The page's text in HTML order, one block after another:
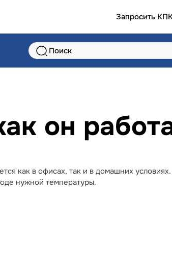
Запросить КП
он
как в офисах, так и в домашних
нужной температуры.